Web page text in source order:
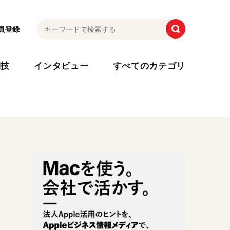
登録
インタビュー すべてのカテゴリ